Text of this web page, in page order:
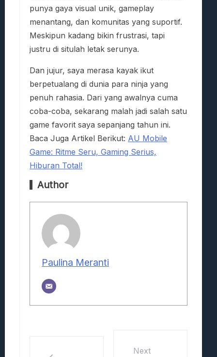
punya gaya visual unik, gameplay
menantang, dan komunitas yang suportif.
Meskipun kadang bikin frustrasi, tapi
justru di situlah letak serunya.
Dan jujur, saya merasa kayak ikut
berpetualang di dunia para ninja yang
penuh rahasia. Dari yang awalnya cuma
coba-coba, sekarang malah jadi salah satu
game favorit saya sepanjang tahun ini.
Baca Juga Artikel Berikut: AU Mobile
Game: Ritme Seru, Gaming Serius,
Hiburan Total!
Author
Paulina Meranti
Next